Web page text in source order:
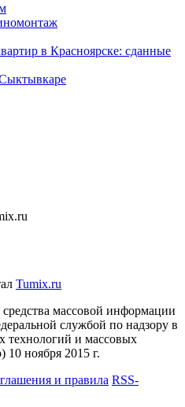
в Красноярске: сданные
Tumix.ru
массовой информации
службой по надзору в
технологий и массовых
10 ноября 2015 г.
и правила RSS-